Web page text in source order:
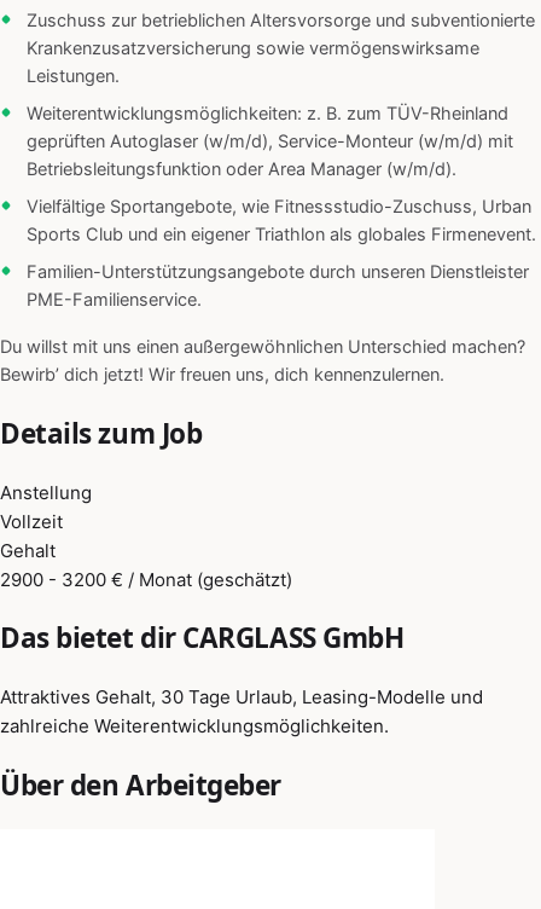
Zuschuss zur betrieblichen Altersvorsorge und subventionierte
Krankenzusatzversicherung sowie vermögenswirksame
Leistungen.
Weiterentwicklungsmöglichkeiten: z. B. zum TÜV-Rheinland
geprüften Autoglaser (w/m/d), Service-Monteur (w/m/d) mit
Betriebsleitungsfunktion oder Area Manager (w/m/d).
Vielfältige Sportangebote, wie Fitnessstudio-Zuschuss, Urban
Sports Club und ein eigener Triathlon als globales Firmenevent.
Familien-Unterstützungsangebote durch unseren Dienstleister
PME-Familienservice.
Du willst mit uns einen außergewöhnlichen Unterschied machen?
Bewirb’ dich jetzt! Wir freuen uns, dich kennenzulernen.
Details zum Job
Anstellung
Vollzeit
Gehalt
2900 - 3200 € / Monat (geschätzt)
Das bietet dir CARGLASS GmbH
Attraktives Gehalt, 30 Tage Urlaub, Leasing-Modelle und
zahlreiche Weiterentwicklungsmöglichkeiten.
Über den Arbeitgeber